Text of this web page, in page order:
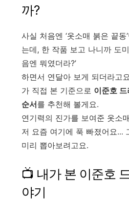
까?
사실 처음엔 ‘옷소매 붉은 끝동
는데, 한 작품 보고 나니까 도
음엔 뭐였더라?’
하면서 연달아 보게 되더라고
가 직접 본 기준으로 이준호
순서를 추천해 볼게요.
연기력의 진가를 보여준 옷소
저 요즘 여기에 푹 빠졌어요...
미리 뽑아보려고요.
📺 내가 본 이준호
야기